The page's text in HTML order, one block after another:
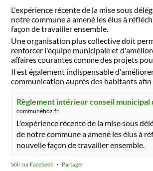
L'expérience récente de la mise sous
notre commune a amené les élus à
façon de travailler ensemble.
Une organisation plus collective doit
renforcer l'équipe municipale et
affaires courantes comme des projets
Il est également indispensable
communication auprès des habitants afin
Règlement intérieur conseil municipal
communeboz.fr
L'expérience récente de la mise sous
de notre commune a amené les élus à
nouvelle façon de travailler ensemble.
Voir sur Facebook · Partager